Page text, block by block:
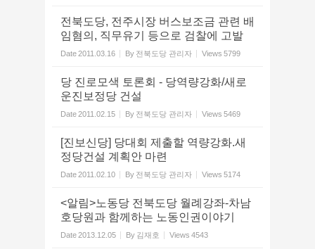
전북도당, 전주시장 버스보조금 관련 배
임혐의, 직무유기 등으로 검찰에 고발
Date2011.03.16 By 전북도당 관리자 Views 5799
당 진로모색 토론회 - 당역량강화/새로
운진보정당 건설
Date2011.02.15 By 전북도당 관리자 Views 5469
[진보신당] 당대회 제출할 역량강화.새
정당건설 계획안 마련
Date2011.02.10 By 전북도당 관리자 Views 5174
<알림>노동당 전북도당 월례강좌-차남
호당원과 함께하는 노동인권이야기
Date2013.12.05 By 김재호 Views 4543